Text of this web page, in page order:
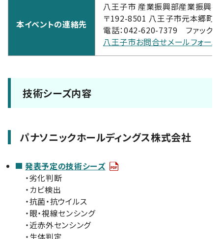
本イベントの連絡先
八王子市 産業振興部産業振興
〒192-8501 八王子市元本郷町
電話：042-620-7379 ファック
八王子市お問合せメールフォーム
技術シーズ内容
パナソニックホールディングス株式会社
発表予定の技術シーズ
・劣化判断
・カビ検出
・抗菌・抗ウイルス
・眼・視線センシング
・近赤外センシング